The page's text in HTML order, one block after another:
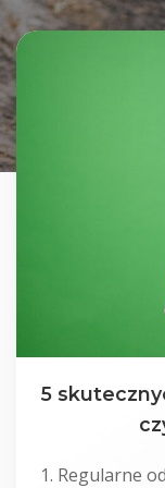
5
1. Regularne